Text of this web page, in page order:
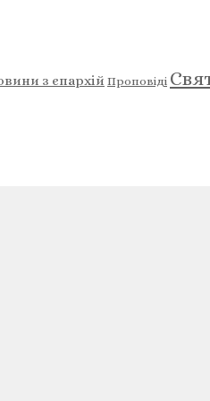
з єпархій Проповіді